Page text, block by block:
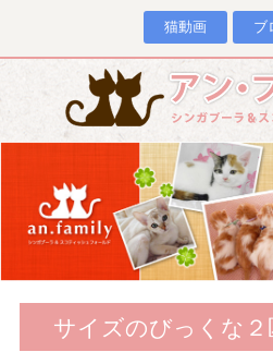
猫動画 ブ
サイズのびっくな２